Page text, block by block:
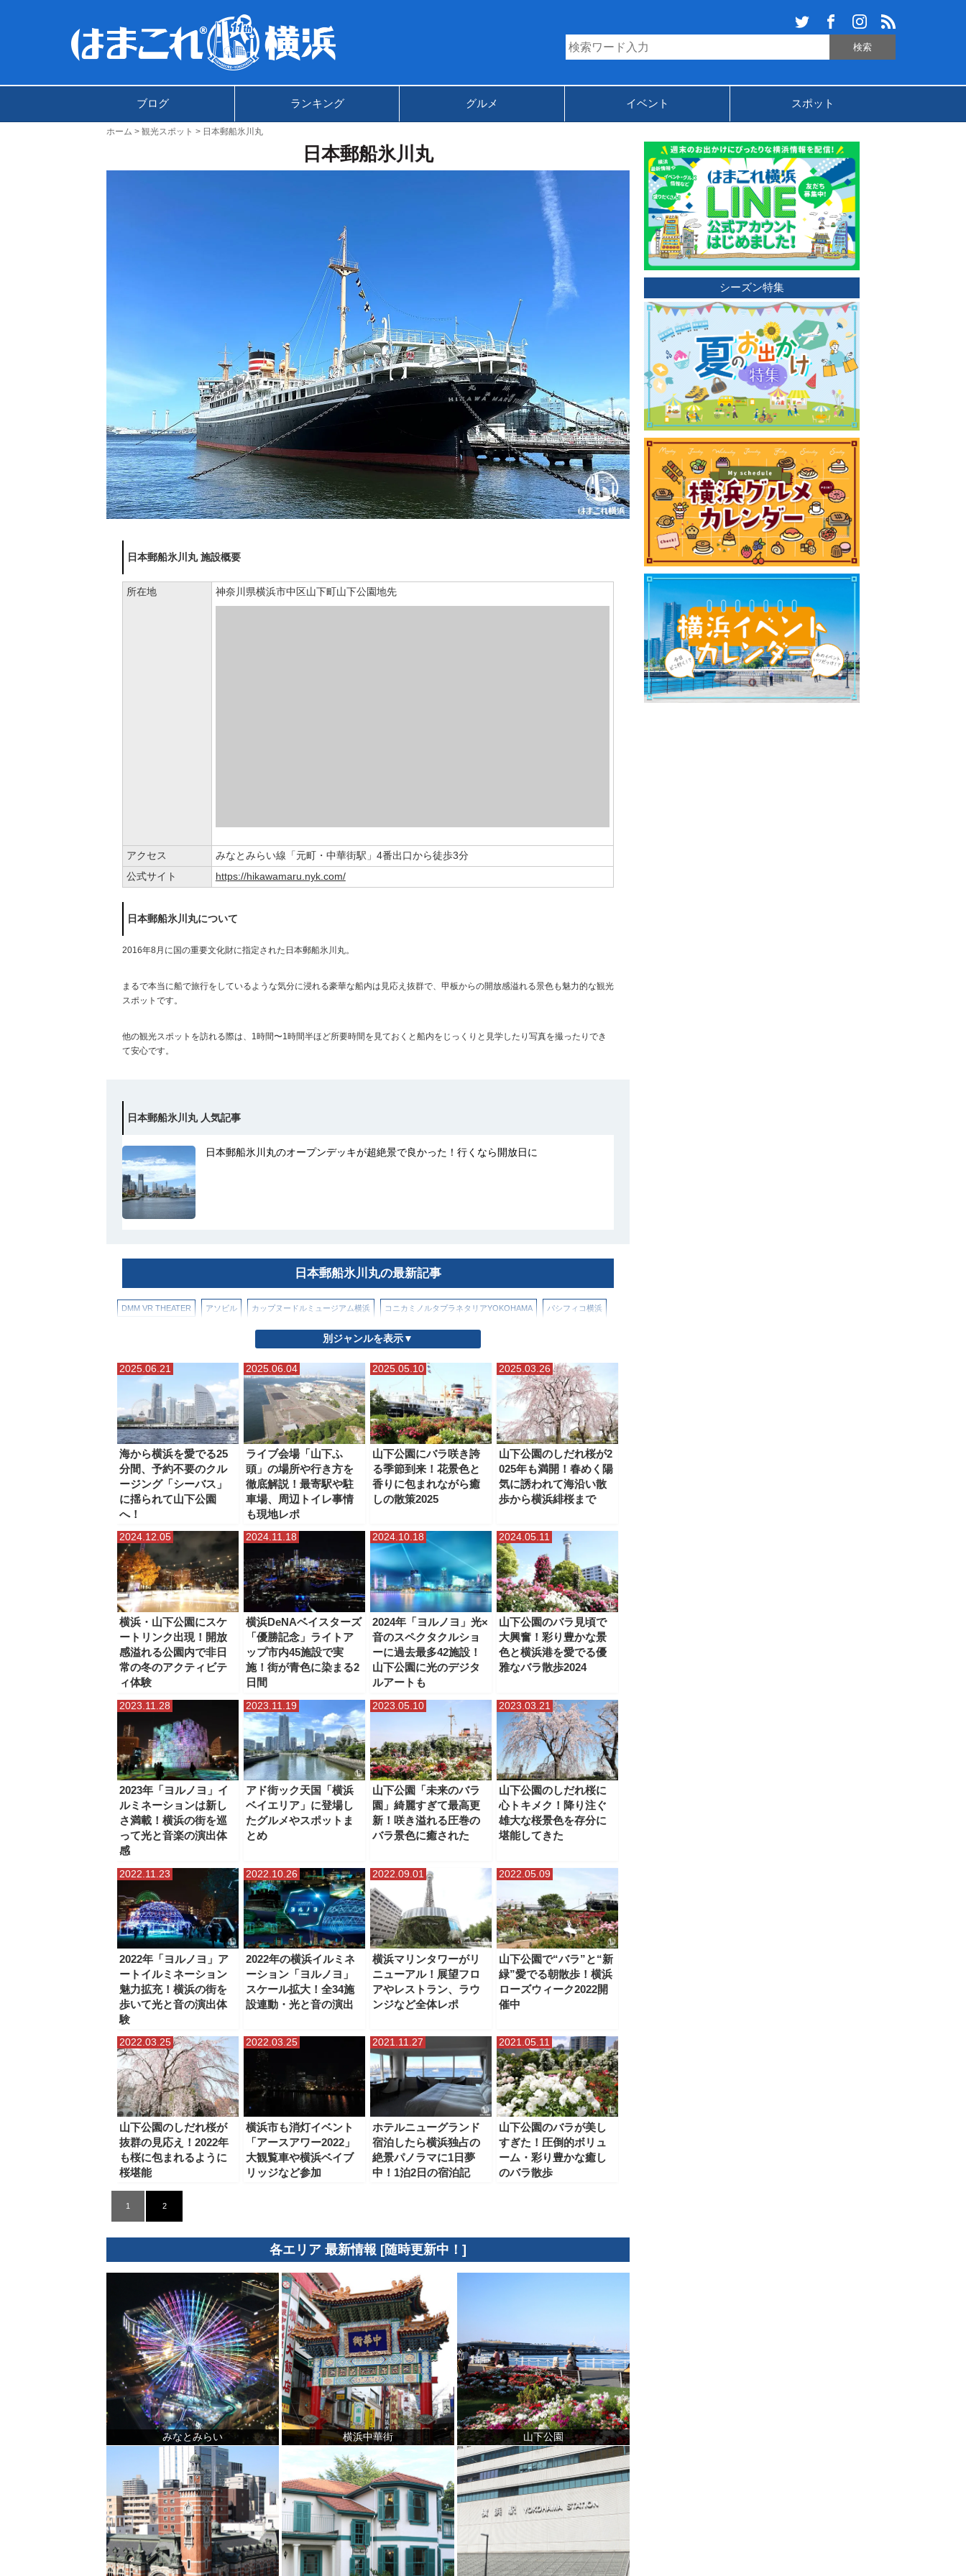
ブログ ランキング グルメ イベント スポット
ホーム 観光スポット 日本郵船氷川丸
日本郵船氷川丸
日本郵船氷川丸 施設概要
所在地 神奈川県横浜市中区山下町山下公園地先
アクセス
みなとみらい線「元町・中華街駅」4番出口から徒歩3分
公式サイト
https://hikawamaru.nyk.com/
日本郵船氷川丸について
2016年8月に国の重要文化財に指定された日本郵船氷川丸。
まるで本当に船で旅行をしているような気分に浸れる豪華な船内は見応え抜群で、甲板からの開放感溢れる景色も魅力的な観光
スポットです。
他の観光スポットを訪れる際は、1時間〜1時間半ほど所要時間を見ておくと船内をじっくりと見学したり写真を撮ったりでき
て安心です。
日本郵船氷川丸 人気記事
日本郵船氷川丸のオープンデッキが超絶景で良かった！行くなら開放日に
日本郵船氷川丸の最新記事
DMM VR THEATER アソビル カップヌードルミュージアム横浜 コニカミノルタプラネタリアYOKOHAMA パシフィコ横浜
ヨコハマエアキャビン（ロープウェイ） よこはまコスモワールド
帆船日本丸（日本丸メモリアルパーク） 新横浜ラーメン博物館（ラー博） 日本郵船氷川丸 横浜・三溪園
横浜・八景島シーパラダイス 横浜アンパンマンこどもミュージアム 横浜ハンマーヘッド 横浜ベイブリッジスカイウォーク
横浜マリンタワー 横浜ランドマークタワー 横浜人形の家 横浜公園 横浜港大さん橋 横浜美術館 横浜赤レンガ倉庫
水陸両用バス（横浜みなとみらい） 臨港パーク 象の鼻パーク・象の鼻テラス
別ジャンルを表示▼
2025.06.21
海から横浜を愛でる25
分間、予約不要のクル
ージング「シーバス」
に揺られて山下公園
へ！
2025.06.04
ライブ会場「山下ふ
頭」の場所や行き方を
徹底解説！最寄駅や駐
車場、周辺トイレ事情
も現地レポ
2025.05.10
山下公園にバラ咲き誇
る季節到来！花景色と
香りに包まれながら癒
しの散策2025
2025.03.26
山下公園のしだれ桜が2
025年も満開！春めく陽
気に誘われて海沿い散
歩から横浜緋桜まで
2024.12.05
横浜・山下公園にスケ
ートリンク出現！開放
感溢れる公園内で非日
常の冬のアクティビテ
ィ体験
2024.11.18
横浜DeNAベイスターズ
「優勝記念」ライトア
ップ市内45施設で実
施！街が青色に染まる2
日間
2024.10.18
2024年「ヨルノヨ」光×
音のスペクタクルショ
ーに過去最多42施設！
山下公園に光のデジタ
ルアートも
2024.05.11
山下公園のバラ見頃で
大興奮！彩り豊かな景
色と横浜港を愛でる優
雅なバラ散歩2024
2023.11.28
2023年「ヨルノヨ」イ
ルミネーションは新し
さ満載！横浜の街を巡
って光と音楽の演出体
感
2023.11.19
アド街ック天国「横浜
ベイエリア」に登場し
たグルメやスポットま
とめ
2023.05.10
山下公園「未来のバラ
園」綺麗すぎて最高更
新！咲き溢れる圧巻の
バラ景色に癒された
2023.03.21
山下公園のしだれ桜に
心トキメク！降り注ぐ
雄大な桜景色を存分に
堪能してきた
2022.11.23
2022年「ヨルノヨ」ア
ートイルミネーション
魅力拡充！横浜の街を
歩いて光と音の演出体
験
2022.10.26
2022年の横浜イルミネ
ーション「ヨルノヨ」
スケール拡大！全34施
設連動・光と音の演出
2022.09.01
横浜マリンタワーがリ
ニューアル！展望フロ
アやレストラン、ラウ
ンジなど全体レポ
2022.05.09
山下公園で“バラ”と“新
緑”愛でる朝散歩！横浜
ローズウィーク2022開
催中
2022.03.25
山下公園のしだれ桜が
抜群の見応え！2022年
も桜に包まれるように
桜堪能
2022.03.25
横浜市も消灯イベント
「アースアワー2022」
大観覧車や横浜ベイブ
リッジなど参加
2021.11.27
ホテルニューグランド
宿泊したら横浜独占の
絶景パノラマに1日夢
中！1泊2日の宿泊記
2021.05.11
山下公園のバラが美し
すぎた！圧倒的ボリュ
ーム・彩り豊かな癒し
のバラ散歩
1 2
各エリア 最新情報 [随時更新中！]
みなとみらい 横浜中華街 山下公園
シーズン特集